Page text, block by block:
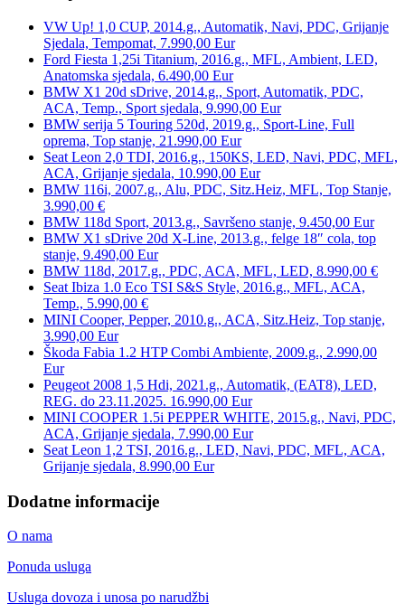
VW Up! 1,0 CUP, 2014.g., Automatik, Navi, PDC, Grijanje
Sjedala, Tempomat, 7.990,00 Eur
Ford Fiesta 1,25i Titanium, 2016.g., MFL, Ambient, LED,
Anatomska sjedala, 6.490,00 Eur
BMW X1 20d sDrive, 2014.g., Sport, Automatik, PDC,
ACA, Temp., Sport sjedala, 9.990,00 Eur
BMW serija 5 Touring 520d, 2019.g., Sport-Line, Full
oprema, Top stanje, 21.990,00 Eur
Seat Leon 2,0 TDI, 2016.g., 150KS, LED, Navi, PDC, MFL,
ACA, Grijanje sjedala, 10.990,00 Eur
BMW 116i, 2007.g., Alu, PDC, Sitz.Heiz, MFL, Top Stanje,
3.990,00 €
BMW 118d Sport, 2013.g., Savršeno stanje, 9.450,00 Eur
BMW X1 sDrive 20d X-Line, 2013.g., felge 18″ cola, top
stanje, 9.490,00 Eur
BMW 118d, 2017.g., PDC, ACA, MFL, LED, 8.990,00 €
Seat Ibiza 1.0 Eco TSI S&S Style, 2016.g., MFL, ACA,
Temp., 5.990,00 €
MINI Cooper, Pepper, 2010.g., ACA, Sitz.Heiz, Top stanje,
3.990,00 Eur
Škoda Fabia 1.2 HTP Combi Ambiente, 2009.g., 2.990,00
Eur
Peugeot 2008 1,5 Hdi, 2021.g., Automatik, (EAT8), LED,
REG. do 23.11.2025. 16.990,00 Eur
MINI COOPER 1.5i PEPPER WHITE, 2015.g., Navi, PDC,
ACA, Grijanje sjedala, 7.990,00 Eur
Seat Leon 1,2 TSI, 2016.g., LED, Navi, PDC, MFL, ACA,
Grijanje sjedala, 8.990,00 Eur
Dodatne informacije
O nama
Ponuda usluga
Usluga dovoza i unosa po narudžbi